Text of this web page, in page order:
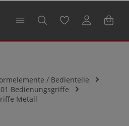
/ Bedienteile
01 Bedienungsgriffe
Metall